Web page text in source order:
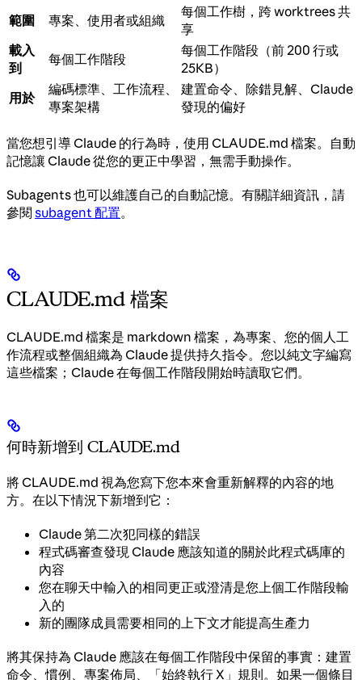
範圍 專案、使用者或組織
每個工作樹，跨 worktrees 共
享
載入
到
每個工作階段
每個工作階段（前 200 行或
25KB）
用於
編碼標準、工作流程、
專案架構
建置命令、除錯見解、Claude
發現的偏好
當您想引導 Claude 的行為時，使用 CLAUDE.md 檔案。自動
記憶讓 Claude 從您的更正中學習，無需手動操作。
Subagents 也可以維護自己的自動記憶。有關詳細資訊，請
參閱 subagent 配置。
CLAUDE.md 檔案
CLAUDE.md 檔案是 markdown 檔案，為專案、您的個人工
作流程或整個組織為 Claude 提供持久指令。您以純文字編寫
這些檔案；Claude 在每個工作階段開始時讀取它們。
何時新增到 CLAUDE.md
將 CLAUDE.md 視為您寫下您本來會重新解釋的內容的地
方。在以下情況下新增到它：
Claude 第二次犯同樣的錯誤
程式碼審查發現 Claude 應該知道的關於此程式碼庫的
內容
您在聊天中輸入的相同更正或澄清是您上個工作階段輸
入的
新的團隊成員需要相同的上下文才能提高生產力
將其保持為 Claude 應該在每個工作階段中保留的事實：建置
命令、慣例、專案佈局、「始終執行 X」規則。如果一個條目